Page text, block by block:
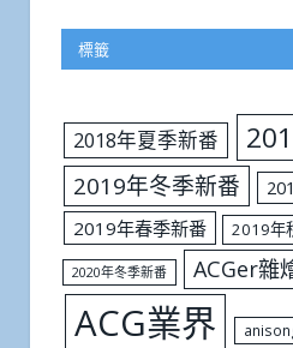
標籤
2018年夏季新番
2019年冬季新番
2019年春季新番
2019年
2020年冬季新番 ACGer雜
ACG業界